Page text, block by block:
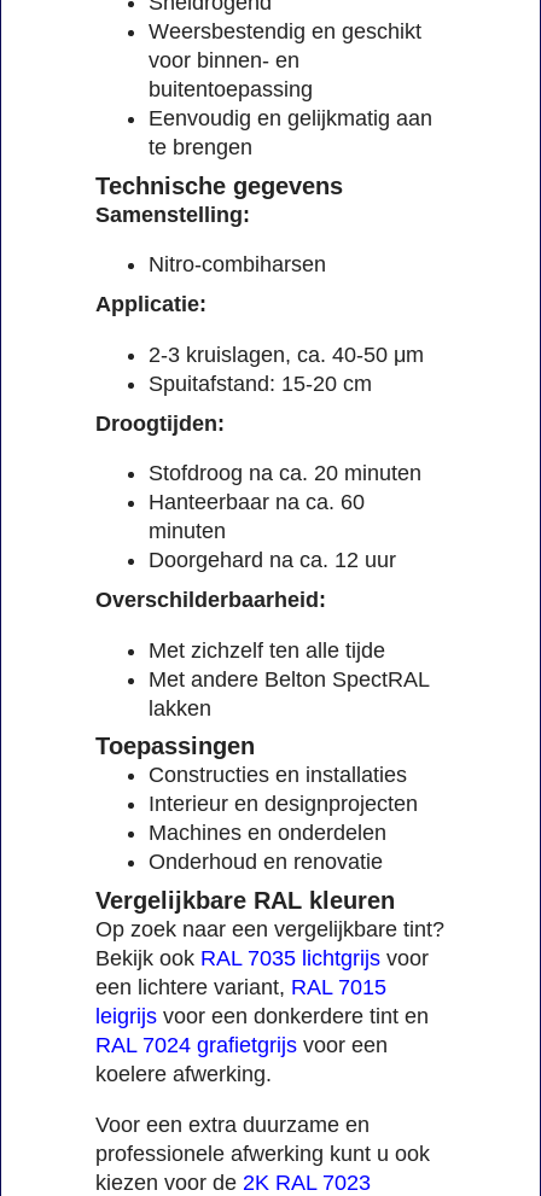
Weersbestendig en geschikt
voor binnen- en
buitentoepassing
Eenvoudig en gelijkmatig aan
te brengen
Technische gegevens
Samenstelling:
Nitro-combiharsen
Applicatie:
2-3 kruislagen, ca. 40-50 μm
Spuitafstand: 15-20 cm
Droogtijden:
Stofdroog na ca. 20 minuten
Hanteerbaar na ca. 60
minuten
Doorgehard na ca. 12 uur
Overschilderbaarheid:
Met zichzelf ten alle tijde
Met andere Belton SpectRAL
lakken
Toepassingen
Constructies en installaties
Interieur en designprojecten
Machines en onderdelen
Onderhoud en renovatie
Vergelijkbare RAL kleuren
Op zoek naar een vergelijkbare tint?
Bekijk ook RAL 7035 lichtgrijs voor
een lichtere variant, RAL 7015
leigrijs voor een donkerdere tint en
RAL 7024 grafietgrijs voor een
koelere afwerking.
Voor een extra duurzame en
professionele afwerking kunt u ook
kiezen voor de 2K RAL 7023